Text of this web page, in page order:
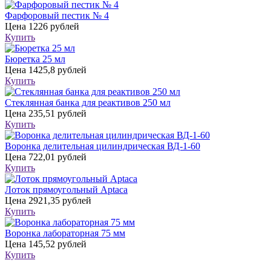
Фарфоровый пестик № 4
Цена 1226 рублей
Купить
Бюретка 25 мл
Цена 1425,8 рублей
Купить
Стеклянная банка для реактивов 250 мл
Цена 235,51 рублей
Купить
Воронка делительная цилиндрическая ВД-1-60
Цена 722,01 рублей
Купить
Лоток прямоугольный Aptaca
Цена 2921,35 рублей
Купить
Воронка лабораторная 75 мм
Цена 145,52 рублей
Купить